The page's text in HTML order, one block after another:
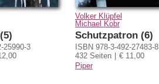
25990-3
Volker Klüpfel
Michael Kobr
Schutzpatron (6)
ISBN 978-3-492-27483-8
432 Seiten
€ 11,00
Piper